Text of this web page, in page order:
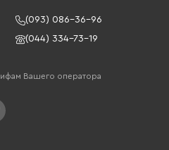
(093) 086-36-96
(044) 334-73-19
Вашего оператора